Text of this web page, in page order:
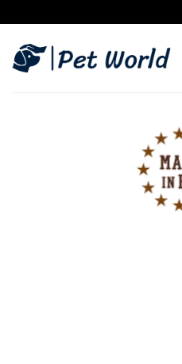
au
contenu